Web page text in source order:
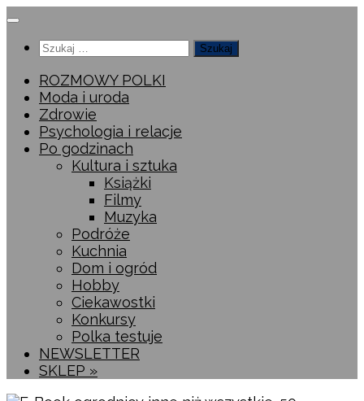
Przeskocz
treściSzukaj:
ROZMOWY POLKI
Moda i uroda
Zdrowie
Psychologia i relacje
Po godzinach
Kultura i sztuka
Książki
Filmy
Muzyka
Podróże
Kuchnia
Dom i ogród
Hobby
Ciekawostki
Konkursy
Polka testuje
NEWSLETTER
SKLEP »